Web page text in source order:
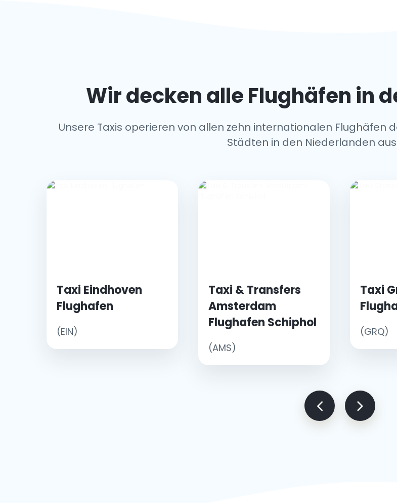
Wir decken alle Flughäfen in
Unsere Taxis operieren von allen zehn internationalen Flughäfen
Städten in den Niederlanden
Taxi Eindhoven
Flughafen
(EIN)
Taxi & Transfers
Amsterdam
Flughafen Schiphol
(AMS)
Taxi
(GRQ)